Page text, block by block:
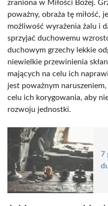
zraniona w Miłości Bożej.
poważny, obraża tę miłość,
możliwość wyrażenia żalu i
sprzyjać duchowemu
duchowym grzechy lekkie
niewielkie przewinienia
mających na celu ich
jest poważnym
celu ich korygowania, aby
rozwoju jednostki.
7